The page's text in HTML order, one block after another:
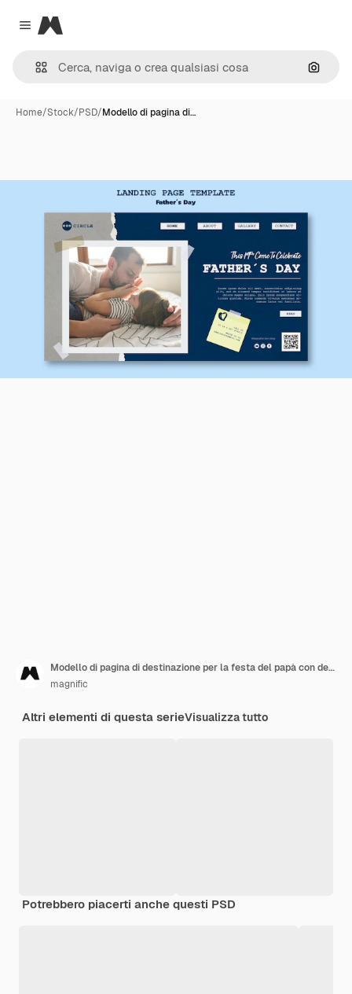
Close menu
Magnific
Cerca
Home/Stock/PSD/Modello di pagina di…
Modello di pagina di destinazione per la festa del papà con design di carta strappata
magnific
Altri elementi di questa serieVisualizza tutto
Potrebbero piacerti anche questi PSD